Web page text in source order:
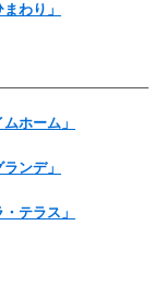
わり」
ホーム」
ンデ」
テラス」